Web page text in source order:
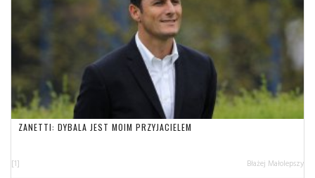
ZANETTI: DYBALA JEST MOIM PRZYJACIELEM
[1] Błażej Małolepszy